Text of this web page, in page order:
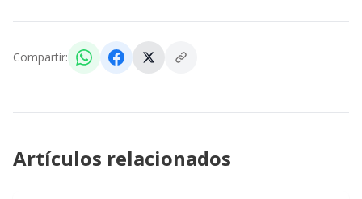
Compartir:
Artículos relacionados